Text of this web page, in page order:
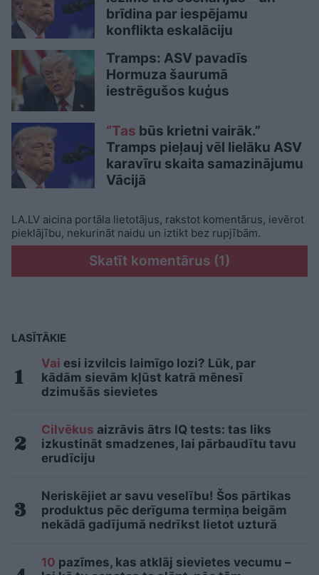
brīdina par iespējamu
konflikta eskalāciju
Tramps: ASV pavadīs
Hormuza šaurumā
iestrēgušos kuģus
“Tas būs krietni vairāk.”
Tramps pieļauj vēl lielāku ASV
karavīru skaita samazinājumu
Vācijā
LA.LV aicina portāla lietotājus, rakstot komentārus, ievērot
pieklājību, nekurināt naidu un iztikt bez rupjībām.
Skatīt komentārus (1)
LASĪTĀKIE
Vai esi izvilcis laimīgo lozi? Lūk, par
kādām sievām kļūst katrā mēnesī
dzimušās sievietes
Cilvēkus aizrāvis ātrs IQ tests: tas liks
izkustināt smadzenes, lai pārbaudītu tavu
erudīciju
Neriskējiet ar savu veselību! Šos pārtikas
produktus pēc derīguma termiņa beigām
nekādā gadījumā nedrīkst lietot uzturā
10 pazīmes, kas atklāj sievietes vecumu –